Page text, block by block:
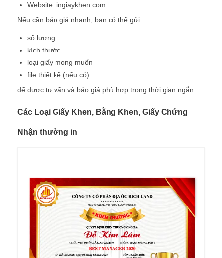
Website: ingiaykhen.com
Nếu cần báo giá nhanh, bạn có thể gửi:
số lượng
kích thước
loại giấy mong muốn
file thiết kế (nếu có)
để được tư vấn và báo giá phù hợp trong thời gian ngắn.
Các Loại Giấy Khen, Bằng Khen, Giấy Chứng
Nhận thường in